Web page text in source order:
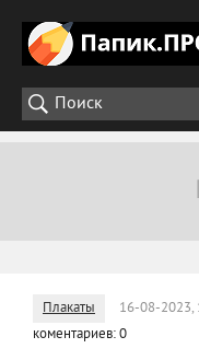
Плакаты 16-08-2023,
коментариев: 0